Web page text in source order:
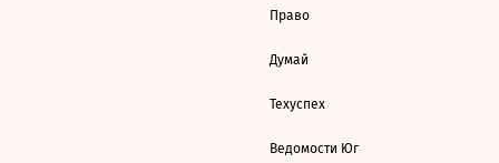
Право
Думай
Техуспех
Ведомости Юг